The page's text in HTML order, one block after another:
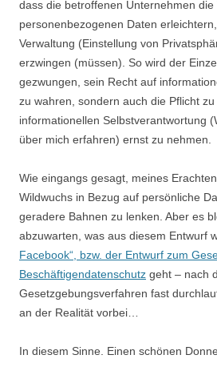
dass die betroffenen Unternehmen die
personenbezogenen Daten
Verwaltung (Einstellung von
erzwingen (müssen). So wird der
gezwungen, sein Recht auf
zu wahren, sondern auch die Pflicht
informationellen Selbstverantwortung
über mich erfahren) ernst zu nehmen.
Wie eingangs gesagt, meines
Wildwuchs in Bezug auf persönliche
geradere Bahnen zu lenken. Aber es
abzuwarten, was aus diesem Entwurf
Facebook“, bzw. der Entwurf zum
Beschäftigendatenschutz geht – nach
Gesetzgebungsverfahren fast
an der Realität vorbei…
In diesem Sinne. Einen schönen